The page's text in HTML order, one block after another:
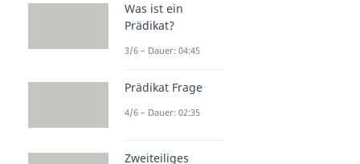
Was ist ein
Prädikat?
3/6 – Dauer: 04:45
Prädikat Frage
4/6 – Dauer: 02:35
Zweiteiliges